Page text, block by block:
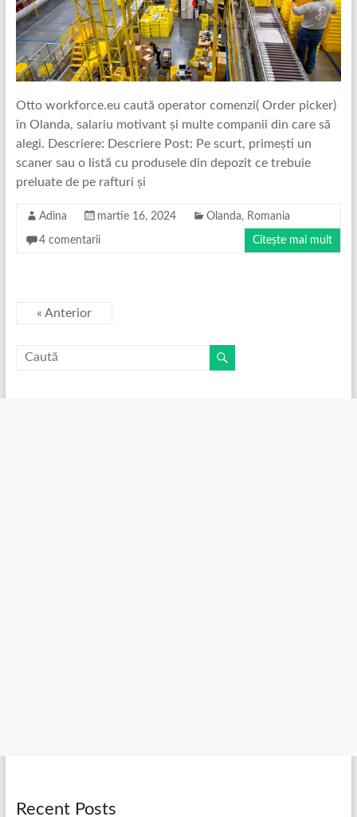
Otto workforce.eu caută operator comenzi( Order picker)
în Olanda, salariu motivant și multe companii din care să
alegi. Descriere: Descriere Post: Pe scurt, primești un
scaner sau o listă cu produsele din depozit ce trebuie
preluate de pe rafturi și
Adina martie 16, 2024 Olanda, Romania
4 comentarii Citește mai mult
« Anterior
Recent Posts